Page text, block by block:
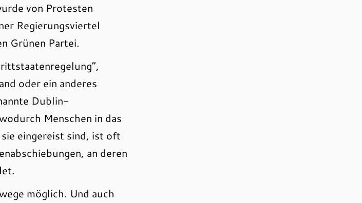
von Protesten
Regierungsviertel
Grünen Partei.
oder ein anderes
Dublin-
Menschen in das
eingereist sind, ist oft
an deren
möglich. Und auch